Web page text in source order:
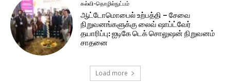
கல்வி-தொழில்நுட்பம்
ஆட்டோமொபைல் உற்பத்தி – சேவை
நிறுவனங்களுக்கு லைவ் ஷாப்ட்வேர்
தயாரிப்பு: ஐடிகே டெக் சொலுஷன் நிறுவனம்
சாதனை
Load more